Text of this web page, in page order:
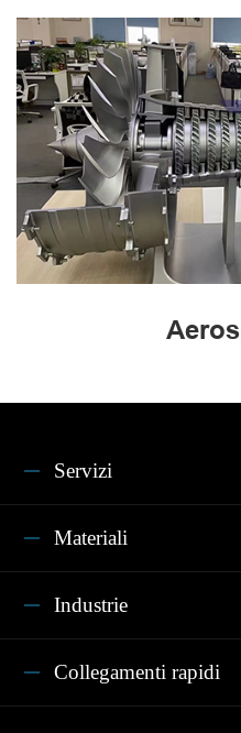
Servizi
Materiali
Industrie
Collegamenti rapidi